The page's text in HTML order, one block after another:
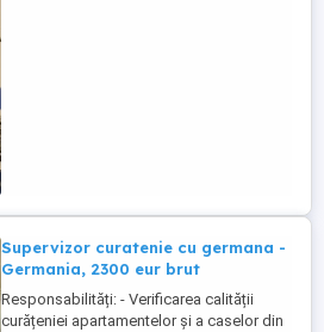
Supervizor curatenie cu germana -
Germania, 2300 eur brut
Responsabilități: - Verificarea calității
curățeniei apartamentelor și a caselor din